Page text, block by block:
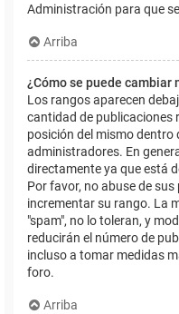
Administración para que
Arriba
¿Cómo se puede cambiar
Los rangos aparecen
cantidad de publicaciones
posición del mismo dentro
administradores. En
directamente ya que está
Por favor, no abuse de
incrementar su rango. La
"spam", no lo toleran, y
reducirán el número de
incluso a tomar medidas
foro.
Arriba